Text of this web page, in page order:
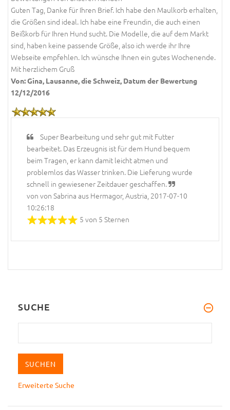
Guten Tag, Danke für Ihren Brief. Ich habe den Maulkorb erhalten,
die Größen sind ideal. Ich habe eine Freundin, die auch einen
Beißkorb für Ihren Hund sucht. Die Modelle, die auf dem Markt
sind, haben keine passende Größe, also ich werde ihr Ihre
Webseite empfehlen. Ich wünsche Ihnen ein gutes Wochenende.
Mit herzlichem Gruß
Von: Gina, Lausanne, die Schweiz, Datum der Bewertung
12/12/2016
Super Bearbeitung und sehr gut mit Futter
bearbeitet. Das Erzeugnis ist für dem Hund bequem
beim Tragen, er kann damit leicht atmen und
problemlos das Wasser trinken. Die Lieferung wurde
schnell in gewiesener Zeitdauer geschaffen.
von von Sabrina aus Hermagor, Austria, 2017-07-10
10:26:18
5 von 5 Sternen
SUCHE
Erweiterte Suche